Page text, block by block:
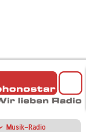
Musik-Radio